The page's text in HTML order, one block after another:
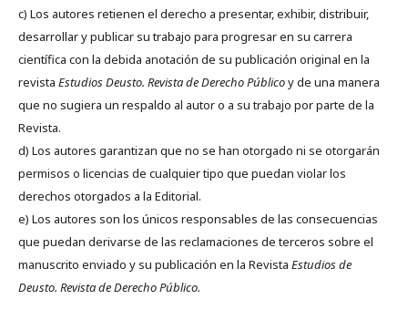
c) Los autores retienen el derecho a presentar, exhibir, distribuir,
desarrollar y publicar su trabajo para progresar en su carrera
científica con la debida anotación de su publicación original en la
revista Estudios Deusto. Revista de Derecho Públicoy de una manera
que no sugiera un respaldo al autor o a su trabajo por parte de la
Revista.
d) Los autores garantizan que no se han otorgado ni se otorgarán
permisos o licencias de cualquier tipo que puedan violar los
derechos otorgados a la Editorial.
e) Los autores son los únicos responsables de las consecuencias
que puedan derivarse de las reclamaciones de terceros sobre el
manuscrito enviado y su publicación en la Revista Estudios de
Deusto. Revista de Derecho Público.